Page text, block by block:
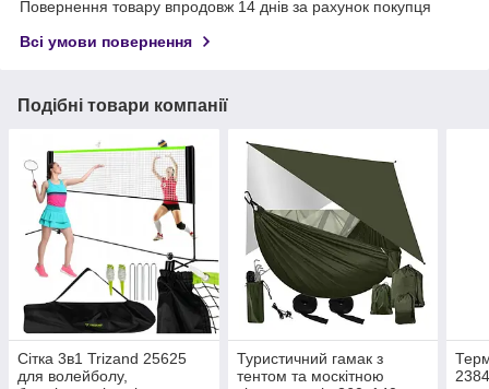
Повернення товару впродовж 14 днів за рахунок покупця
Всі умови повернення
Подібні товари компанії
Сітка 3в1 Trizand 25625
для волейболу,
Туристичний гамак з
тентом та москітною